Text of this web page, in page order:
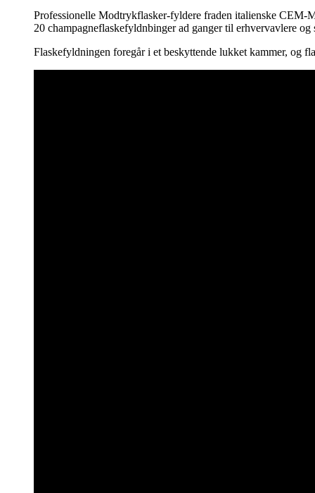
Professionelle Modtrykflasker-fyldere fraden italienske
20 champagneflaskefyldnbinger ad ganger til erhvervavlere
Flaskefyldningen foregår i et beskyttende lukket kammer, og